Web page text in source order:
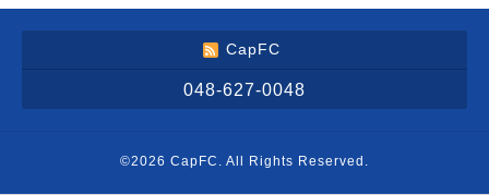
CapFC
048-627-0048
©2026 CapFC . All Rights Reserved.